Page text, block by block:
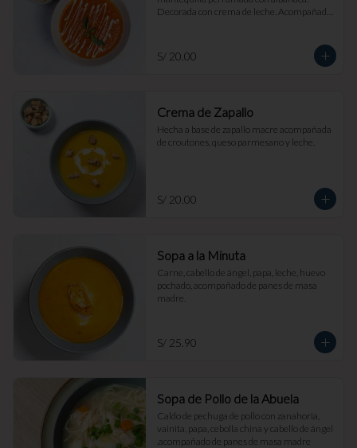
Decorada con crema de leche. Acompañada
S/ 20.00
Crema de Zapallo
Hecha a base de zapallo macre acompañada
de croutones, queso parmesano y leche.
S/ 20.00
Sopa a la Minuta
Carne, cabello de ángel, papa, leche, huevo
pochado, acompañado de panes de masa
madre.
S/ 25.90
Sopa de Pollo de la Abuela
Caldo de pechuga de pollo con zanahoria,
vainita, papa, cebolla china y cabello de ángel
.acompañado de panes de masa madre